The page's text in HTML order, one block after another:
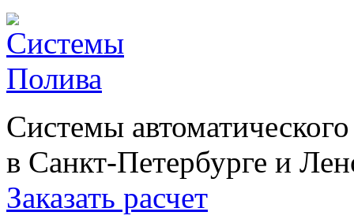
Системы
в Санкт-Петербурге и
Заказать расчет